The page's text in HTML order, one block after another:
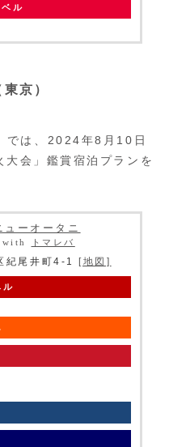
ル
京）
では、2024年8月10日
会」鑑賞宿泊プランを
ューオータニ
with トマレバ
紀尾井町4-1[地図]
ル